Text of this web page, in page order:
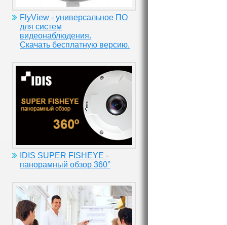
FlyView - универсальное ПО
для систем
видеонаблюдения.
Скачать бесплатную версию.
IDIS SUPER FISHEYE -
панорамный обзор 360°